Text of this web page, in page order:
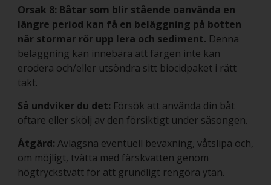
Orsak 8: Båtar som blir stående oanvända en
längre period kan få en beläggning på botten
när stormar rör upp lera och sediment. Denna
beläggning kan innebära att färgen inte kan
erodera och/eller utsöndra sitt biocidpaket i rätt
takt.
Så undviker du det: Försök att använda din båt
oftare eller skölj av den försiktigt under säsongen.
Åtgärd: Avlägsna eventuell beväxning, våtslipa och,
om möjligt, tvätta med färskvatten genom
högtryckstvätt för att grundligt rengöra ytan.